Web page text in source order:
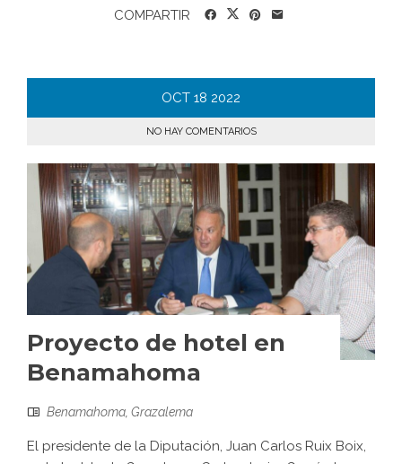
COMPARTIR
OCT 18 2022
NO HAY COMENTARIOS
Proyecto de hotel en
Benamahoma
Benamahoma Grazalema
El presidente de la Diputación, Juan Carlos Ruix Boix,